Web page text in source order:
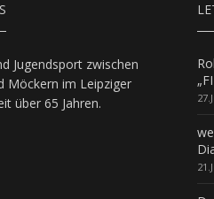
Jugendsport zwischen
Möckern im Leipziger
über 65 Jahren.